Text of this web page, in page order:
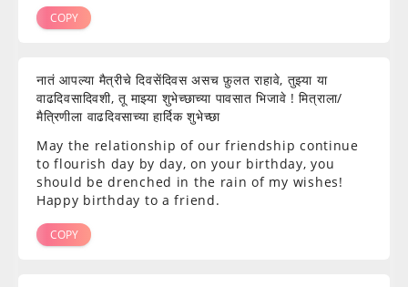
COPY
नातं आपल्या मैत्रीचे दिवसेंदिवस असच फ़ुलत राहावे, तुझ्या या
वाढदिवसादिवशी, तू माझ्या शुभेच्छाच्या पावसात भिजावे ! मित्राला/
मैत्रिणीला वाढदिवसाच्या हार्दिक शुभेच्छा
May the relationship of our friendship continue
to flourish day by day, on your birthday, you
should be drenched in the rain of my wishes!
Happy birthday to a friend.
COPY